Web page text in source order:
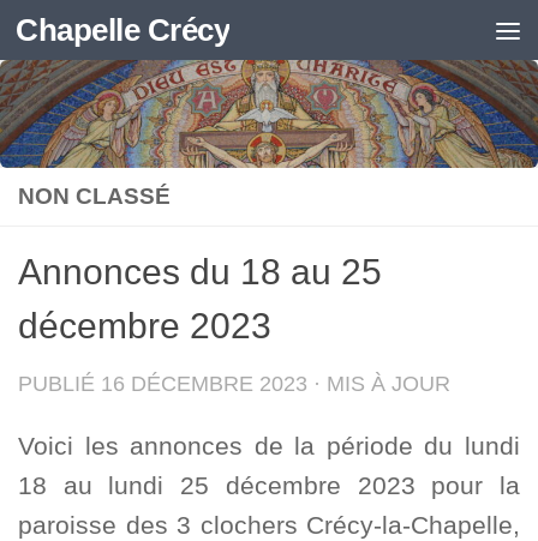
Skip to content
Chapelle Crécy
NON CLASSÉ
Annonces du 18 au 25
décembre 2023
PUBLIÉ 16 DÉCEMBRE 2023 · MIS À JOUR
Voici les annonces de la période du lundi
18 au lundi 25 décembre 2023 pour la
paroisse des 3 clochers Crécy-la-Chapelle,